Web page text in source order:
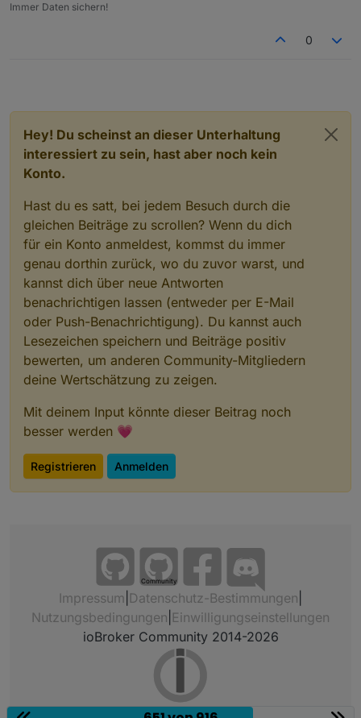
Immer Daten sichern!
0
Hey! Du scheinst an dieser Unterhaltung
interessiert zu sein, hast aber noch kein
Konto.
Hast du es satt, bei jedem Besuch durch die
gleichen Beiträge zu scrollen? Wenn du dich
für ein Konto anmeldest, kommst du immer
genau dorthin zurück, wo du zuvor warst, und
kannst dich über neue Antworten
benachrichtigen lassen (entweder per E-Mail
oder Push-Benachrichtigung). Du kannst auch
Lesezeichen speichern und Beiträge positiv
bewerten, um anderen Community-Mitgliedern
deine Wertschätzung zu zeigen.
Mit deinem Input könnte dieser Beitrag noch
besser werden 💗
Registrieren Anmelden
Community
Impressum Datenschutz-Bestimmungen
Nutzungsbedingungen Einwilligungseinstellungen
ioBroker Community 2014-2026